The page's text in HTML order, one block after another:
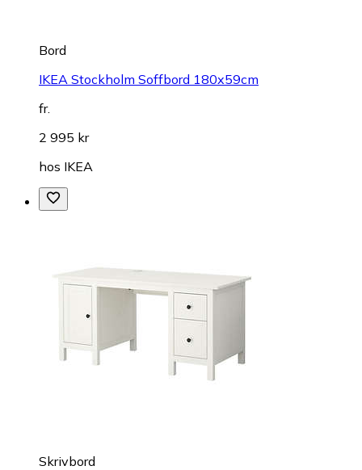
Bord
IKEA Stockholm Soffbord 180x59cm
fr.
2 995 kr
hos IKEA
Skrivbord